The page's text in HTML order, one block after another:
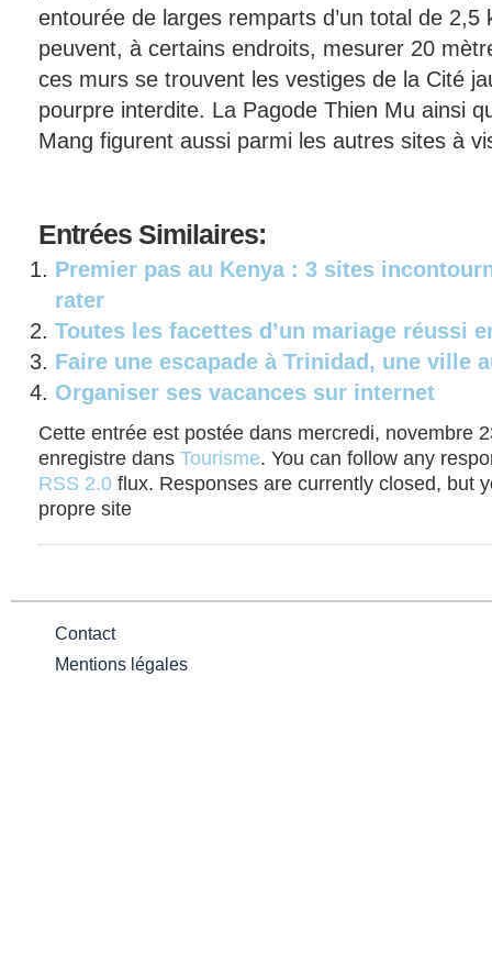
entourée de larges remparts d’un total de 2,5
peuvent, à certains endroits, mesurer 20
ces murs se trouvent les vestiges de la Cité
pourpre interdite. La Pagode Thien Mu ainsi
Mang figurent aussi parmi les autres sites à
Entrées Similaires:
Premier pas au Kenya : 3 sites
rater
Toutes les facettes d’un mariage réussi
Faire une escapade à Trinidad, une ville
Organiser ses vacances sur internet
Cette entrée est postée dans mercredi, novembre
enregistre dans Tourisme. You can follow any
RSS 2.0 flux. Responses are currently closed, but
propre site
Contact
Mentions légales